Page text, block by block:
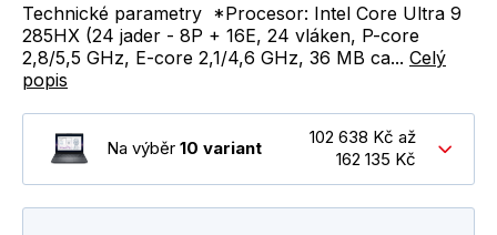
Technické parametry *Procesor: Intel Core Ultra 9
285HX (24 jader - 8P + 16E, 24 vláken, P-core
2,8/5,5 GHz, E-core 2,1/4,6 GHz, 36 MB ca... Celý
popis
Na výběr 10 variant
102 638 Kč až
162 135 Kč